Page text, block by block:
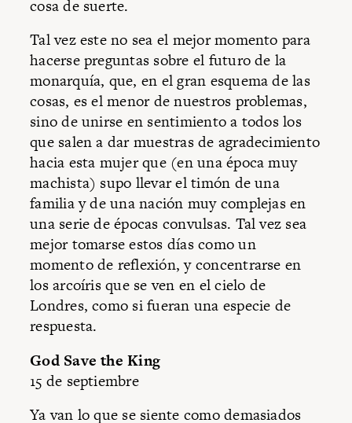
cosa de suerte.
Tal vez este no sea el mejor momento para
hacerse preguntas sobre el futuro de la
monarquía, que, en el gran esquema de las
cosas, es el menor de nuestros problemas,
sino de unirse en sentimiento a todos los
que salen a dar muestras de agradecimiento
hacia esta mujer que (en una época muy
machista) supo llevar el timón de una
familia y de una nación muy complejas en
una serie de épocas convulsas. Tal vez sea
mejor tomarse estos días como un
momento de reflexión, y concentrarse en
los arcoíris que se ven en el cielo de
Londres, como si fueran una especie de
respuesta.
God Save the King
15 de septiembre
Ya van lo que se siente como demasiados